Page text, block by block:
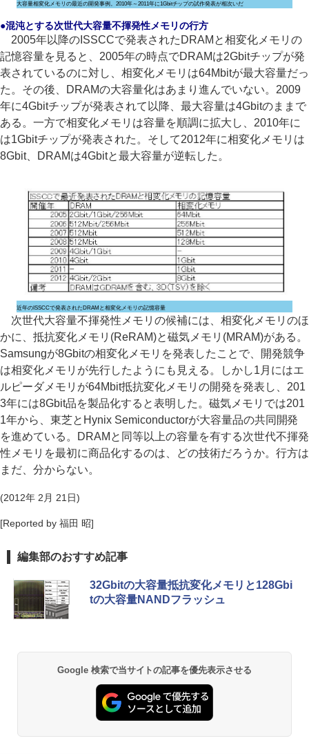
大容量相変化メモリの最近の開発事例。2010年～2011年に1Gbitチップの試作発表が相次いだ
●混沌とする次世代大容量不揮発性メモリの行方
2005年以降のISSCCで発表されたDRAMと相変化メモリの
記憶容量を見ると、2005年の時点でDRAMは2Gbitチップが発
表されているのに対し、相変化メモリは64Mbitが最大容量だっ
た。その後、DRAMの大容量化はあまり進んでいない。2009
年に4Gbitチップが発表されて以降、最大容量は4Gbitのままで
ある。一方で相変化メモリは容量を順調に拡大し、2010年に
は1Gbitチップが発表された。そして2012年に相変化メモリは
8Gbit、DRAMは4Gbitと最大容量が逆転した。
近年のISSCCで発表されたDRAMと相変化メモリの記憶容量
次世代大容量不揮発性メモリの候補には、相変化メモリのほ
かに、抵抗変化メモリ(ReRAM)と磁気メモリ(MRAM)がある。
Samsungが8Gbitの相変化メモリを発表したことで、開発競争
は相変化メモリが先行したようにも見える。しかし1月にはエ
ルピーダメモリが64Mbit抵抗変化メモリの開発を発表し、201
3年には8Gbit品を製品化すると表明した。磁気メモリでは201
1年から、東芝とHynix Semiconductorが大容量品の共同開発
を進めている。DRAMと同等以上の容量を有する次世代不揮発
性メモリを最初に商品化するのは、どの技術だろうか。行方は
まだ、分からない。
(2012年 2月 21日)
[Reported by 福田 昭]
編集部のおすすめ記事
32Gbitの大容量抵抗変化メモリと128Gbi
tの大容量NANDフラッシュ
Google 検索で当サイトの記事を優先表示させる